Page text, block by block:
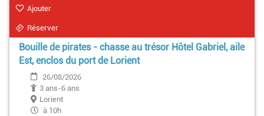
Ajouter
Réserver
Bouille de pirates - chasse au trésor Hôtel Gabriel, aile
Est, enclos du port de Lorient
26/08/2026
3 ans-6 ans
Lorient
à 10h